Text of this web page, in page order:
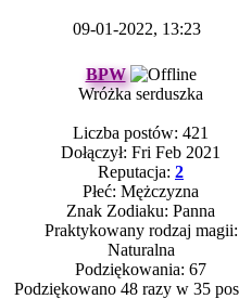
09-01-2022, 13:23
BPW
Wróżka serduszka
Liczba postów: 421
Dołączył: Fri Feb 2021
Reputacja: 2
Płeć: Mężczyzna
Znak Zodiaku: Panna
Praktykowany rodzaj magii:
Naturalna
Podziękowania: 67
Podziękowano 48 razy w 35